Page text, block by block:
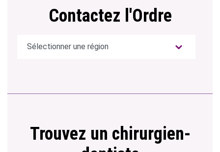
Contactez l'Ordre
Trouvez un chirurgien-